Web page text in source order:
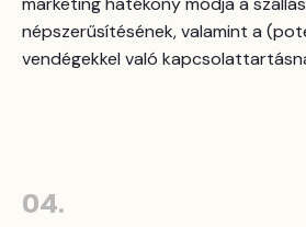
népszerűsítésének, valamint a
vendégekkel való
04.